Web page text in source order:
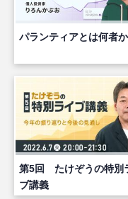
パランティアとは何者か
第5回 たけぞうの特別
ブ講義